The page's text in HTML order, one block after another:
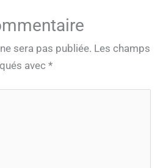
sera pas publiée. Les champs
avec *